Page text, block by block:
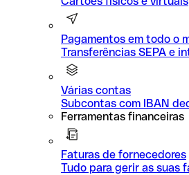
Pagamentos em todo o
Transferências SEPA e
Várias contas
Subcontas com IBAN
Ferramentas financeiras
Faturas de fornecedores
Tudo para gerir as suas